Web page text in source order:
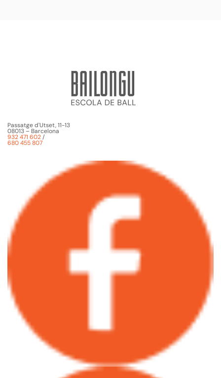
Passatge d'Utset, 11-13
08013 – Barcelona
932 471 602/
680 455 807